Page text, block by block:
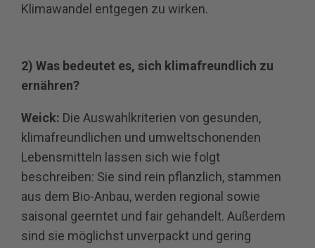
Klimawandel entgegen zu wirken.
2) Was bedeutet es, sich klimafreundlich zu
ernähren?
Weick: Die Auswahlkriterien von gesunden,
klimafreundlichen und umweltschonenden
Lebensmitteln lassen sich wie folgt
beschreiben: Sie sind rein pflanzlich, stammen
aus dem Bio-Anbau, werden regional sowie
saisonal geerntet und fair gehandelt. Außerdem
sind sie möglichst unverpackt und gering